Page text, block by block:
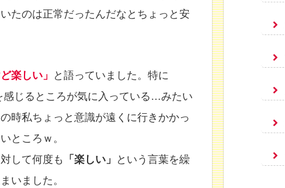
たのは正常だったんだなとちょっと安
楽しい」
と語っていました。特に
じるところが気に入っている…みたい
時私ちょっと意識が遠くに行きかかっ
ところｗ。
して何度も
「楽しい」
という言葉を繰
いました。